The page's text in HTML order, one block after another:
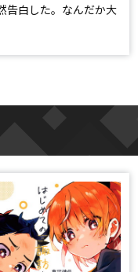
告白した。なんだか大